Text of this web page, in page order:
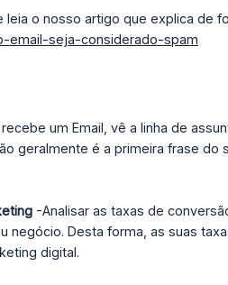
o nosso artigo que explica de
email-seja-considerado-spam
um Email, vê a linha de
geralmente é a primeira frase do
-Analisar as taxas de
Desta forma, as suas
digital.